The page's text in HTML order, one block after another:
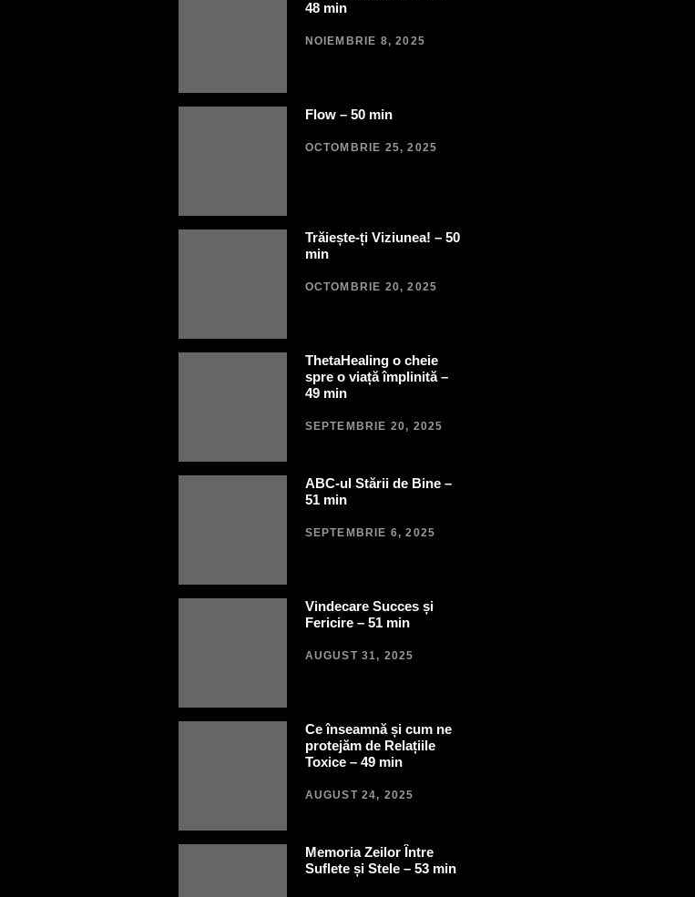
48 min
NOIEMBRIE 8, 2025
Flow – 50 min
OCTOMBRIE 25, 2025
Trăiește-ți Viziunea! – 50
min
OCTOMBRIE 20, 2025
ThetaHealing o cheie
spre o viață împlinită –
49 min
SEPTEMBRIE 20, 2025
ABC-ul Stării de Bine –
51 min
SEPTEMBRIE 6, 2025
Vindecare Succes și
Fericire – 51 min
AUGUST 31, 2025
Ce înseamnă și cum ne
protejăm de Relațiile
Toxice – 49 min
AUGUST 24, 2025
Memoria Zeilor Între
Suflete și Stele – 53 min